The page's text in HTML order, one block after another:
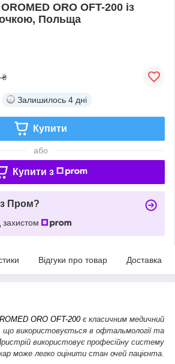
ORO OFT-200 із
Польща
₴
Залишилось 4 дні
Купити
або
Купити з
Пром?
Відгуки про товар Доставка
ORO OFT-200є класичним медичний
що використовується в офтальмології та
використовує професійну систему
може легко оцінити стан очей пацієнта.